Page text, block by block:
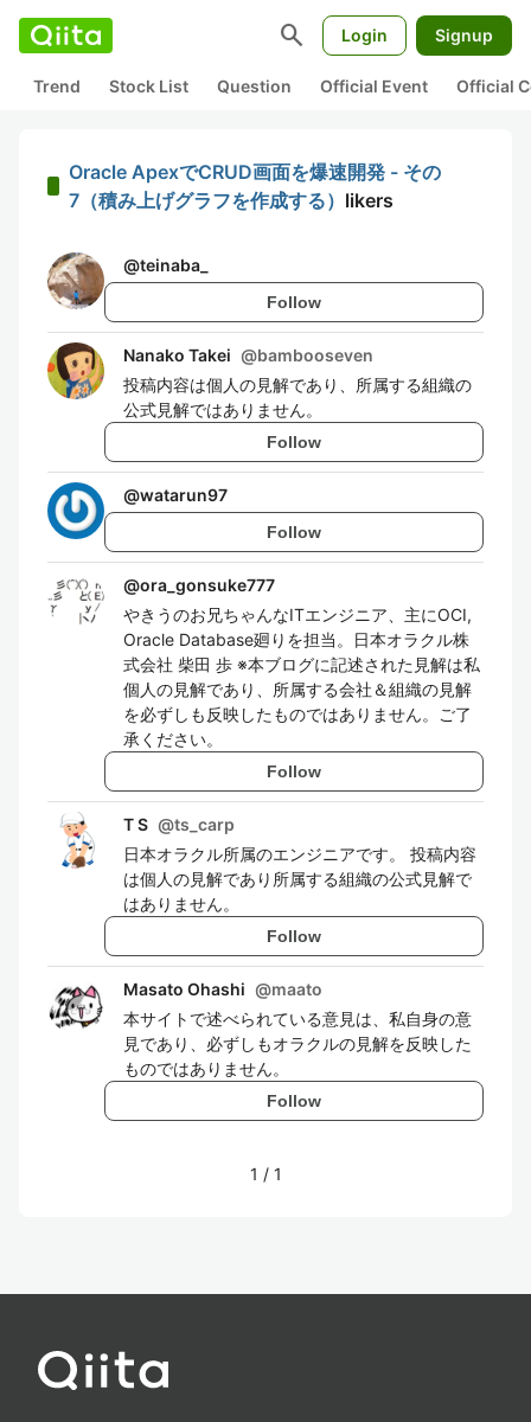
search Login Signup
Trend Stock List Question Official Event Official
Oracle ApexでCRUD画面を爆速開発 - その
7（積み上げグラフを作成する） likers
@teinaba_
Follow
Nanako Takei @bambooseven
投稿内容は個人の見解であり、所属する組織の
公式見解ではありません。
Follow
@watarun97
Follow
@ora_gonsuke777
やきうのお兄ちゃんなITエンジニア、主にOCI,
Oracle Database廻りを担当。日本オラクル株
式会社 柴田 歩 ※本ブログに記述された見解は私
個人の見解であり、所属する会社＆組織の見解
を必ずしも反映したものではありません。ご了
承ください。
Follow
T S @ts_carp
日本オラクル所属のエンジニアです。 投稿内容
は個人の見解であり所属する組織の公式見解で
はありません。
Follow
Masato Ohashi @maato
本サイトで述べられている意見は、私自身の意
見であり、必ずしもオラクルの見解を反映した
ものではありません。
Follow
1 / 1